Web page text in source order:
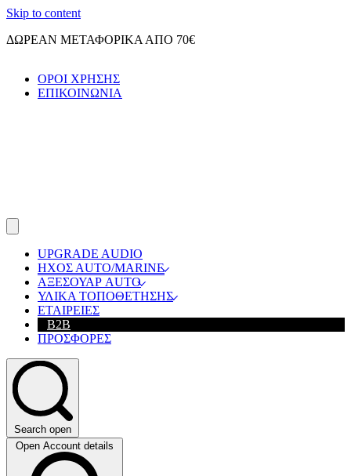
Skip to content
ΔΩΡΕΑΝ ΜΕΤΑΦΟΡΙΚΑ ΑΠΟ 70€
ΟΡΟΙ ΧΡΗΣΗΣ
ΕΠΙΚΟΙΝΩΝΙΑ
UPGRADE AUDIO
ΗΧΟΣ ΑUTO/MARINE
ΑΞΕΣΟΥΑΡ AUTO
ΥΛΙΚΑ ΤΟΠΟΘΕΤΗΣΗΣ
ΕΤΑΙΡΕΙΕΣ
B2B
ΠΡΟΣΦΟΡΕΣ
Search open
Open Account details